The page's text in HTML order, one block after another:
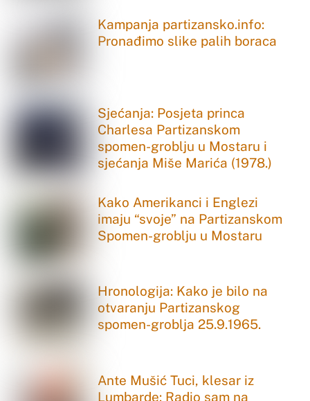
Kampanja partizansko.info:
Pronađimo slike palih boraca
Sjećanja: Posjeta princa
Charlesa Partizanskom
spomen-groblju u Mostaru i
sjećanja Miše Marića (1978.)
Kako Amerikanci i Englezi
imaju “svoje” na Partizanskom
Spomen-groblju u Mostaru
Hronologija: Kako je bilo na
otvaranju Partizanskog
spomen-groblja 25.9.1965.
Ante Mušić Tuci, klesar iz
Lumbarde: Radio sam na